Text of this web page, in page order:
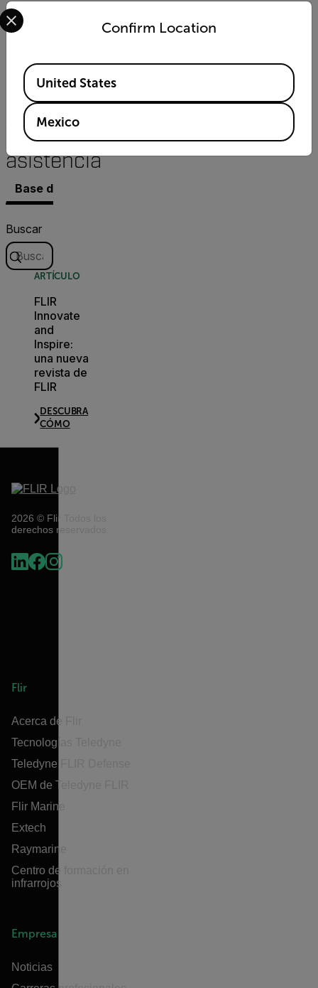
Recursos
asistencia
Base de conocimientos
Buscar
ARTÍCULO
FLIR
Innovate
and
Inspire:
una nueva
revista de
FLIR
DESCUBRA
CÓMO
2026 © Flir Todos los
derechos reservados.
Flir
Acerca de Flir
Tecnologías Teledyne
Teledyne FLIR Defense
OEM de Teledyne FLIR
Flir Marine
Extech
Raymarine
Centro de formación en
infrarrojos
Empresa
Noticias
Confirm Location
Select your preferred country and language from the
Available Locations
United States
Mexico